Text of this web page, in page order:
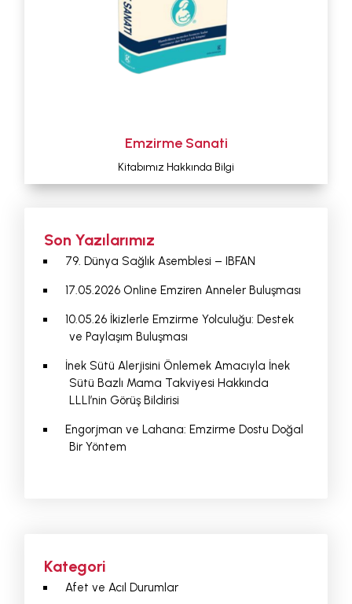
Emzirme Sanati
Kitabımız Hakkında Bilgi
Son Yazılarımız
79. Dünya Sağlık Asemblesi – IBFAN
17.05.2026 Online Emziren Anneler Buluşması
10.05.26 İkizlerle Emzirme Yolculuğu: Destek
ve Paylaşım Buluşması
İnek Sütü Alerjisini Önlemek Amacıyla İnek
Sütü Bazlı Mama Takviyesi Hakkında
LLLI’nin Görüş Bildirisi
Engorjman ve Lahana: Emzirme Dostu Doğal
Bir Yöntem
Kategori
Afet ve Acıl Durumlar